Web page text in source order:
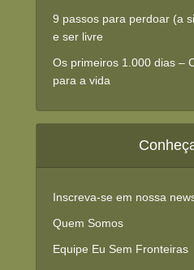
9 passos para perdoar (a
e ser livre
Os primeiros 1.000 dias –
para a vida
Inscreva-se em nossa
Quem Somos
Equipe Eu Sem Fronteiras